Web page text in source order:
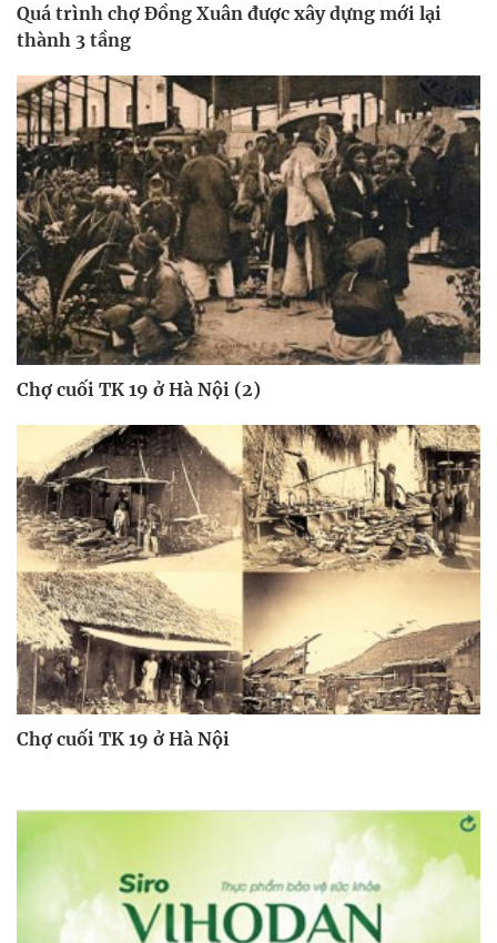
Quá trình chợ Đồng Xuân được xây dựng mới lại
thành 3 tầng
Chợ cuối TK 19 ở Hà Nội (2)
Chợ cuối TK 19 ở Hà Nội